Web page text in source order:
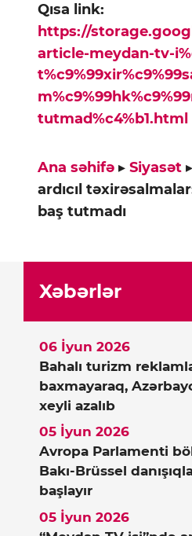
Qısa link:
https://
article-meydan-tv-
tutmad%c4%b1.html
Ana səhifə ▸ Siyasət ▸
ardıcıl
baş tutmadı
Xəbərlər
Bahalı turizm
baxmayaraq,
xeyli azalıb
06 İyun 2026
Avropa Parlamenti
Bakı-Brüssel
başlayır
05 İyun 2026
05 İyun 2026